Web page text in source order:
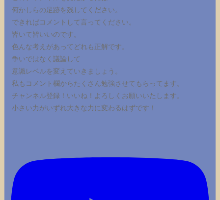
何かしらの足跡を残してください。
できればコメントして言ってください。
皆いて皆いいのです。
色んな考えがあってどれも正解です。
争いではなく議論して
意識レベルを変えていきましょう。
私もコメント欄からたくさん勉強させてもらってます。
チャンネル登録！いいね！よろしくお願いいたします。
小さい力がいずれ大きな力に変わるはずです！